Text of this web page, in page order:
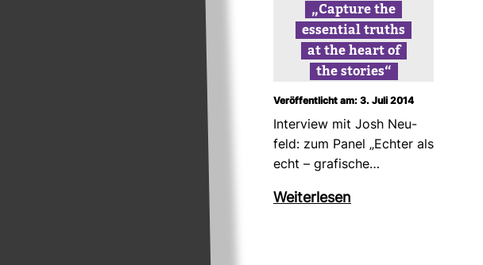
„Cap­ture the
essen­tial truths
at the heart of
the sto­ries“
Veröffentlicht am: 3. Juli 2014
Inter­view mit Josh Neu­
feld: zum Panel „Echter als
echt – gra­fi­sche…
Wei­ter­lesen